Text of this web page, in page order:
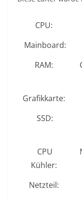
CPU:
Mainboard:
RAM:
Grafikkarte:
SSD:
CPU
Kühler:
Netzteil: